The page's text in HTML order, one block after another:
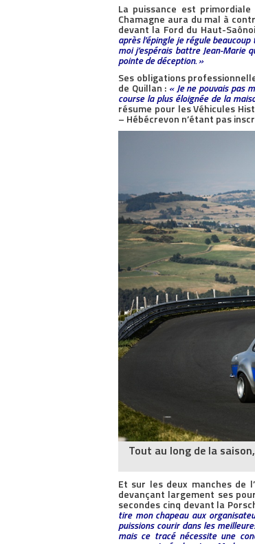
La puissance est
Chamagne aura du mal à
devant la Ford du Haut-
après l’épingle je régule
moi j’espérais battre Jean-Marie
pointe de déception. »
Ses obligations
de Quillan : « Je ne pouvais pas
course la plus éloignée de la
résume pour les Véhicules
– Hébécrevon n’étant pas
Tout au long de la
Et sur les deux manches de
devançant largement ses
secondes cinq devant la
tire mon chapeau aux
puissions courir dans les
mais ce tracé nécessite une